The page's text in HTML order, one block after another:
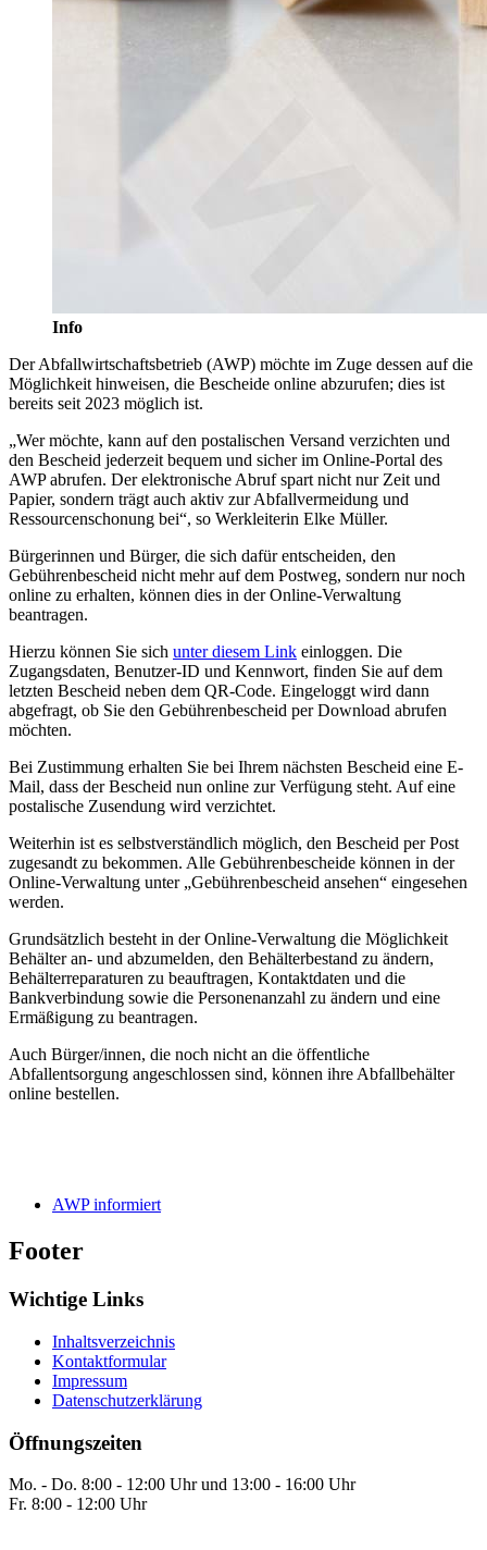
Info
Der Abfallwirtschaftsbetrieb (AWP) möchte im Zuge dessen auf die
Möglichkeit hinweisen, die Bescheide online abzurufen; dies ist
bereits seit 2023 möglich ist.
„Wer möchte, kann auf den postalischen Versand verzichten und
den Bescheid jederzeit bequem und sicher im Online-Portal des
AWP abrufen. Der elektronische Abruf spart nicht nur Zeit und
Papier, sondern trägt auch aktiv zur Abfallvermeidung und
Ressourcenschonung bei“, so Werkleiterin Elke Müller.
Bürgerinnen und Bürger, die sich dafür entscheiden, den
Gebührenbescheid nicht mehr auf dem Postweg, sondern nur noch
online zu erhalten, können dies in der Online-Verwaltung
beantragen.
Hierzu können Sie sich unter diesem Link einloggen. Die
Zugangsdaten, Benutzer-ID und Kennwort, finden Sie auf dem
letzten Bescheid neben dem QR-Code. Eingeloggt wird dann
abgefragt, ob Sie den Gebührenbescheid per Download abrufen
möchten.
Bei Zustimmung erhalten Sie bei Ihrem nächsten Bescheid eine E-
Mail, dass der Bescheid nun online zur Verfügung steht. Auf eine
postalische Zusendung wird verzichtet.
Weiterhin ist es selbstverständlich möglich, den Bescheid per Post
zugesandt zu bekommen. Alle Gebührenbescheide können in der
Online-Verwaltung unter „Gebührenbescheid ansehen“ eingesehen
werden.
Grundsätzlich besteht in der Online-Verwaltung die Möglichkeit
Behälter an- und abzumelden, den Behälterbestand zu ändern,
Behälterreparaturen zu beauftragen, Kontaktdaten und die
Bankverbindung sowie die Personenanzahl zu ändern und eine
Ermäßigung zu beantragen.
Auch Bürger/innen, die noch nicht an die öffentliche
Abfallentsorgung angeschlossen sind, können ihre Abfallbehälter
online bestellen.
AWP informiert
Footer
Wichtige Links
Inhaltsverzeichnis
Kontaktformular
Impressum
Datenschutzerklärung
Öffnungszeiten
Mo. - Do. 8:00 - 12:00 Uhr und 13:00 - 16:00 Uhr
Fr. 8:00 - 12:00 Uhr